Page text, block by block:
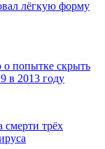
лёгкую форму
попытке скрыть
в 2013 году
смерти трёх